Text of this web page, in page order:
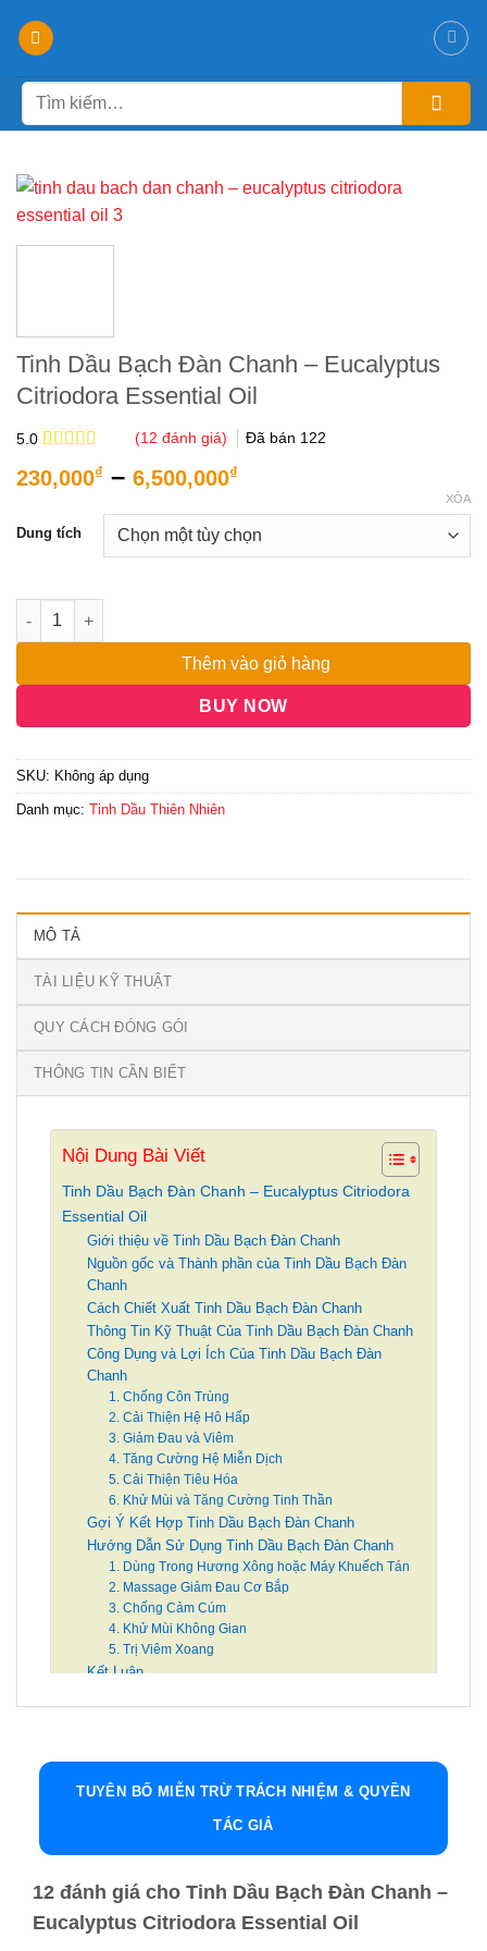
đến
dungTìm
kiếm:
Tinh Dầu Bạch Đàn Chanh – Eucalyptus
Citriodora Essential Oil
5.0
trên 5
dựa trên
(12 đánh giá) Đã bán 122
230,000₫ – 6,500,000₫
từ
230,000₫
Dung tích
XÓA
Thêm vào giỏ hàng
BUY NOW
SKU: Không áp dụng
Danh mục: Tinh Dầu Thiên Nhiên
MÔ TẢ
TÀI LIỆU KỸ THUẬT
QUY CÁCH ĐÓNG GÓI
THÔNG TIN CẦN BIẾT
Nội Dung Bài Viết
Tinh Dầu Bạch Đàn Chanh – Eucalyptus Citriodora
Essential Oil
Giới thiệu về Tinh Dầu Bạch Đàn Chanh
Nguồn gốc và Thành phần của Tinh Dầu Bạch Đàn
Chanh
Cách Chiết Xuất Tinh Dầu Bạch Đàn Chanh
Thông Tin Kỹ Thuật Của Tinh Dầu Bạch Đàn Chanh
Công Dụng và Lợi Ích Của Tinh Dầu Bạch Đàn
Chanh
1. Chống Côn Trùng
2. Cải Thiện Hệ Hô Hấp
3. Giảm Đau và Viêm
4. Tăng Cường Hệ Miễn Dịch
5. Cải Thiện Tiêu Hóa
6. Khử Mùi và Tăng Cường Tinh Thần
Gợi Ý Kết Hợp Tinh Dầu Bạch Đàn Chanh
Hướng Dẫn Sử Dụng Tinh Dầu Bạch Đàn Chanh
1. Dùng Trong Hương Xông hoặc Máy Khuếch Tán
2. Massage Giảm Đau Cơ Bắp
3. Chống Cảm Cúm
4. Khử Mùi Không Gian
5. Trị Viêm Xoang
Kết Luận
Giới thiệu về Tinh Dầu Bạch Đàn Chanh
Tinh Dầu Bạch Đàn Chanh, hay còn gọi là
Eucalyptus Citriodora Essential Oil, là một loại
Đàn Chanh (Eucalyptus Citriodora), một loài cây
thuộc họ Sim – Myrtaceae.
TUYÊN BỐ MIỄN TRỪ TRÁCH NHIỆM & QUYỀN
TÁC GIẢ
12 đánh giá cho Tinh Dầu Bạch Đàn Chanh –
Eucalyptus Citriodora Essential Oil